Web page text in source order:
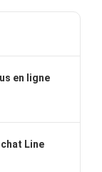
en ligne
Line